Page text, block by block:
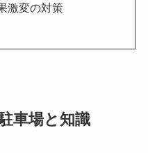
激変の対策
車場と知識